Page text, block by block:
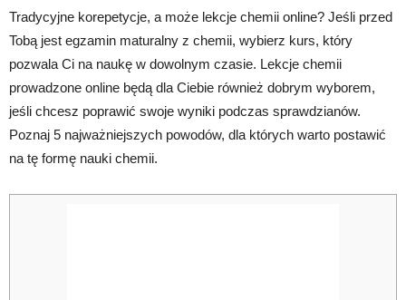
Tradycyjne korepetycje, a może lekcje chemii online? Jeśli przed
Tobą jest egzamin maturalny z chemii, wybierz kurs, który
pozwala Ci na naukę w dowolnym czasie. Lekcje chemii
prowadzone online będą dla Ciebie również dobrym wyborem,
jeśli chcesz poprawić swoje wyniki podczas sprawdzianów.
Poznaj 5 najważniejszych powodów, dla których warto postawić
na tę formę nauki chemii.